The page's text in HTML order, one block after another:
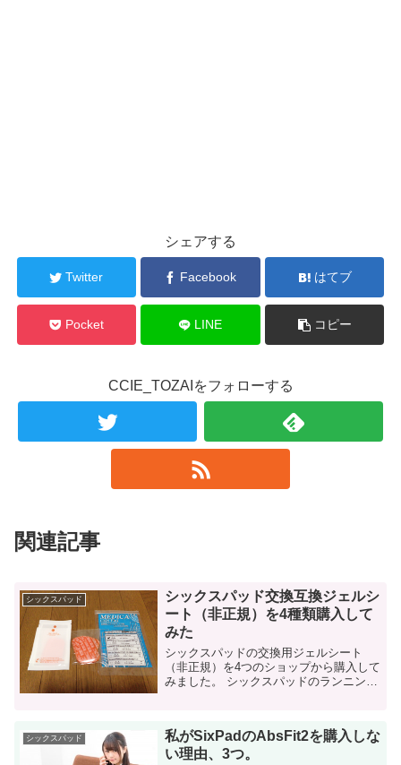
シェアする
Twitter Facebook はてブ
Pocket LINE コピー
CCIE_TOZAIをフォローする
関連記事
シックスパッド
シックスパッド交換互換ジェルシ
ート（非正規）を4種類購入して
みた
シックスパッドの交換用ジェルシート
（非正規）を4つのショップから購入して
みました。 シックスパッドのランニング
シックスパッド
私がSixPadのAbsFit2を購入しな
い理由、3つ。